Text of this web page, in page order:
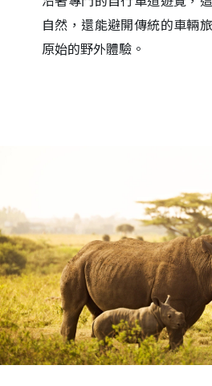
自然，還能避開傳統的車輛
原始的野外體驗。